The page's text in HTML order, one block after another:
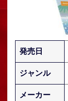
発売日
ジャンル
メーカー